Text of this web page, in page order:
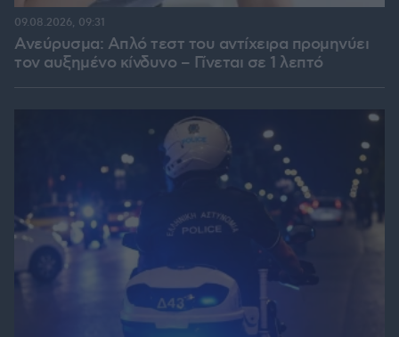
Ανεύρυσμα: Απλό τεστ του αντίχειρα προμηνύει
τον αυξημένο κίνδυνο – Γίνεται σε 1 λεπτό
09.08.2026, 09:31